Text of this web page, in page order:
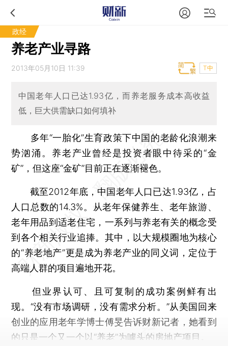
政经
养老产业寻路
2013年05月10日 11:39 T中
中国老年人口已达1.93亿，而养老服务成本高收益
低，巨大供需缺口如何填补
多年“一胎化”生育政策下中国的老龄化浪潮来
势汹涌。养老产业曾经是投资者眼中待采的“金
矿”，但这座“金矿”目前正在逐渐褪色。
截至2012年底，中国老年人口已达1.93亿，占
人口总数的14.3%。从老年保健养生、老年旅游、
老年用品到适老住宅，一系列与养老有关的概念受
到各个相关行业追捧。其中，以大规模圈地为核心
的“养老地产”更是成为养老产业的同义词，定位于
高端人群的项目遍地开花。
但业界认可、且可复制的成功案例鲜有出
现。“没有市场调研，没有需求分析。”从美国回来
创业的应用老年学博士傅旻告诉财新记者，她看到
的只是一个又一个以“养老”为噱头的房地产项目。